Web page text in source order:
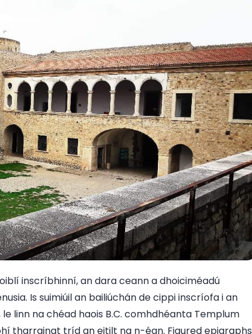
inscríbhinní, an dara ceann a dhoiciméadú
Is suimiúil an bailiúchán de cippi inscríofa i an
linn na chéad haois B.C. comhdhéanta Templum
tharraingt tríd an eitilt na n-éan. Figured epigraphs